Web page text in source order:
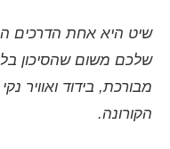
רק
אנחנו גאים
משקפות את
שיט היא אחת הדרכים
שלכם משום שהסיכון
מבורכת, בידוד ואוויר
הקורונה.